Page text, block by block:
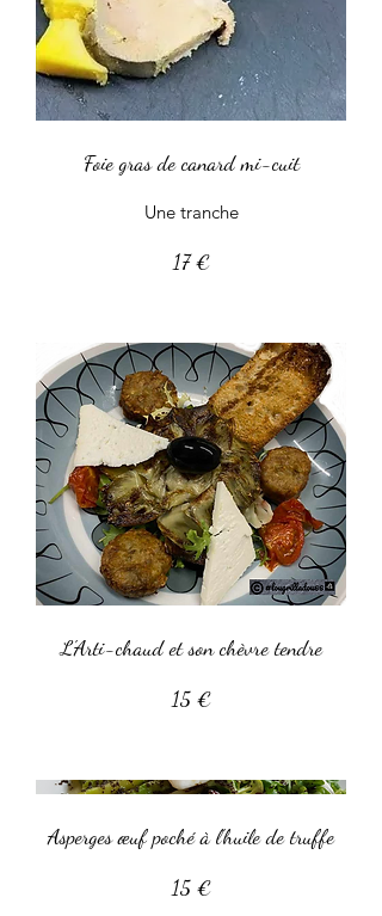
Foie gras de canard mi-cuit
Une tranche
17 €
L'Arti-chaud et son chèvre tendre
15 €
Asperges œuf poché à l'huile de truffe
15 €